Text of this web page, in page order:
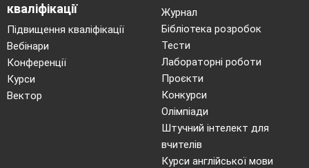
Запорізьке плем’я дуже
Повернулось в рідний край.
Ведучий 1.
Звичайно, яке Запоріжжя
без легендарного острова Хортиці, його
вільного духу козацтва? Піший похід -
найкраще рішення. Чого варта прогулянка
стежкою Шевченка, що мальовниче звивається
над краєм скелястого берега Хортиці.
Подивишся вниз - аж серце завмирає від
кваліфікації
Підвищення кваліфікації
Вебінари
Конференції
Курси
Вектор
Журнал
Бібліотека розробок
Тести
Лабораторні роботи
Проєкти
Конкурси
Олімпіади
Штучний інтелект для
вчителів
Курси англійської мови